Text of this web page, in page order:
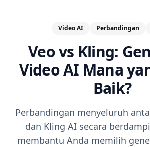
Video AI Perbandingan
Veo vs Kling:
Video AI Mana
Baik?
Perbandingan menyeluruh
dan Kling AI secara
membantu Anda memilih